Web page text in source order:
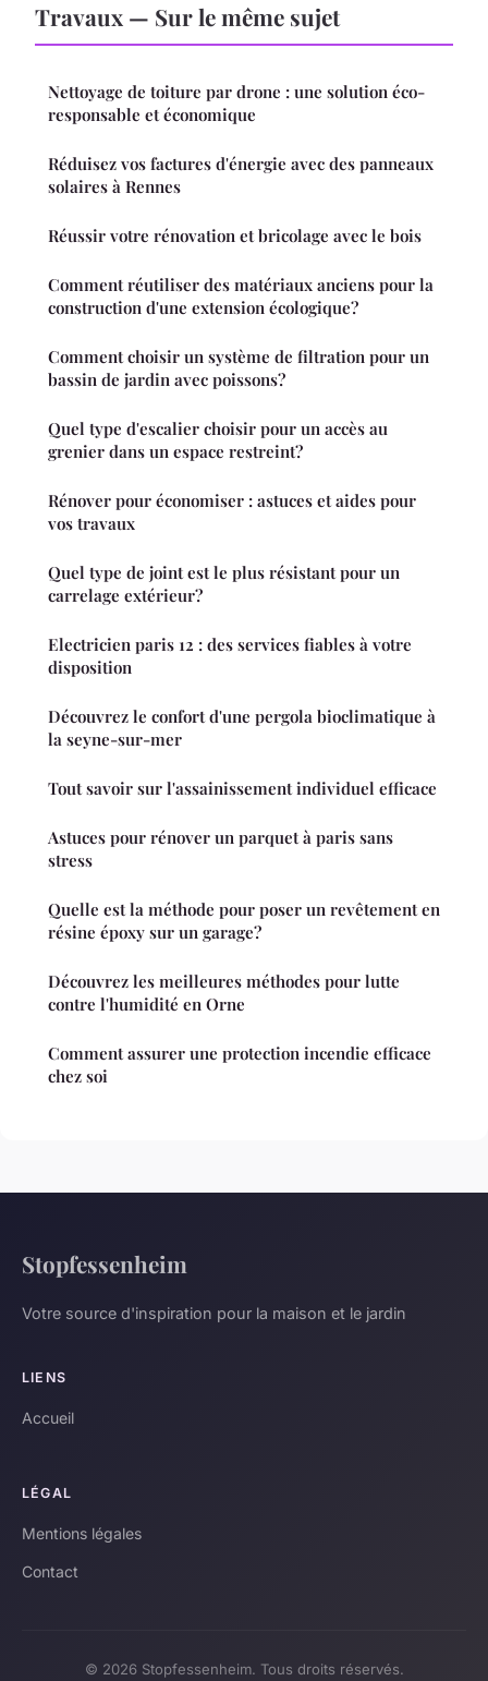
Travaux — Sur le même sujet
Nettoyage de toiture par drone : une solution éco-
responsable et économique
Réduisez vos factures d'énergie avec des panneaux
solaires à Rennes
Réussir votre rénovation et bricolage avec le bois
Comment réutiliser des matériaux anciens pour la
construction d'une extension écologique?
Comment choisir un système de filtration pour un
bassin de jardin avec poissons?
Quel type d'escalier choisir pour un accès au
grenier dans un espace restreint?
Rénover pour économiser : astuces et aides pour
vos travaux
Quel type de joint est le plus résistant pour un
carrelage extérieur?
Electricien paris 12 : des services fiables à votre
disposition
Découvrez le confort d'une pergola bioclimatique à
la seyne-sur-mer
Tout savoir sur l'assainissement individuel efficace
Astuces pour rénover un parquet à paris sans
stress
Quelle est la méthode pour poser un revêtement en
résine époxy sur un garage?
Découvrez les meilleures méthodes pour lutte
contre l'humidité en Orne
Comment assurer une protection incendie efficace
chez soi
Stopfessenheim
Votre source d'inspiration pour la maison et le jardin
LIENS
Accueil
LÉGAL
Mentions légales
Contact
© 2026 Stopfessenheim. Tous droits réservés.